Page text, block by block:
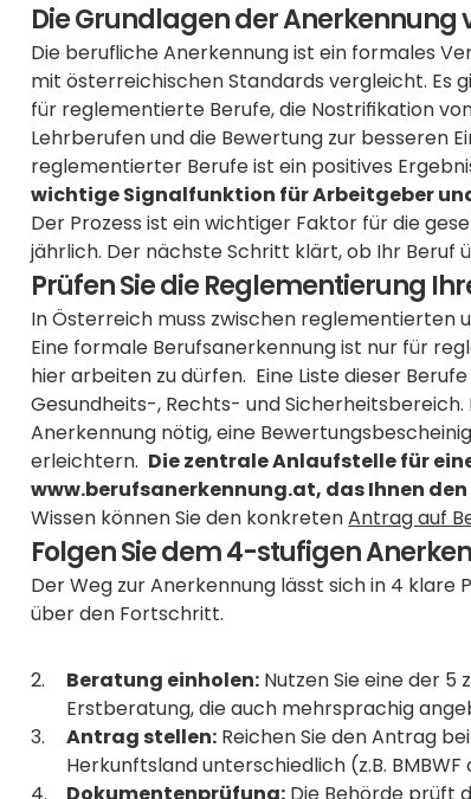
Die Grundlagen der Anerkennung
Die berufliche Anerkennung ist ein formales
mit österreichischen Standards vergleicht. Es
für reglementierte Berufe, die Nostrifikation
Lehrberufen und die Bewertung zur besseren
reglementierter Berufe ist ein positives
wichtige Signalfunktion für Arbeitgeber
Der Prozess ist ein wichtiger Faktor für die
jährlich. Der nächste Schritt klärt, ob Ihr
Prüfen Sie die Reglementierung
In Österreich muss zwischen
Eine formale Berufsanerkennung ist nur für
hier arbeiten zu dürfen.  Eine Liste dieser
Gesundheits-, Rechts- und
Anerkennung nötig, eine
erleichtern. Die zentrale Anlaufstelle für
www.berufsanerkennung.at, das Ihnen
Wissen können Sie den konkreten Antrag auf
Folgen Sie dem 4-stufigen
Der Weg zur Anerkennung lässt sich in 4
über den Fortschritt.
Beratung einholen: Nutzen Sie eine der
Erstberatung, die auch mehrsprachig
Antrag stellen: Reichen Sie den Antrag
Herkunftsland unterschiedlich (z.B.